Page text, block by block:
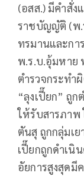
(อสส.) มีคำสั่ง
ราชบัญญัติ (พ.
ทรมานและก
พ.ร.บ.อุ้มหาย
ตำรวจกระท
“ลุงเปี๊ยก” ถู
ให้รับสารภา
ตันสุ ถูกกลุ่มเ
เปี๊ยกถูกดำเนิ
อัยการสูงสุดมี